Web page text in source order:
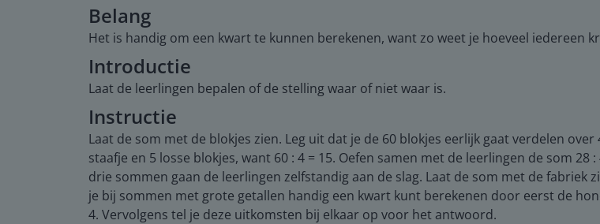
Belang
Het is handig om een kwart te kunnen berekenen, want zo weet je hoeveel iedereen
Introductie
Laat de leerlingen bepalen of de stelling waar of niet waar is.
Instructie
Laat de som met de blokjes zien. Leg uit dat je de 60 blokjes eerlijk gaat verdelen
staafje en 5 losse blokjes, want 60 : 4 = 15. Oefen samen met de leerlingen de som
drie sommen gaan de leerlingen zelfstandig aan de slag. Laat de som met de fabriek
je bij sommen met grote getallen handig een kwart kunt berekenen door eerst de
4. Vervolgens tel je deze uitkomsten bij elkaar op voor het antwoord.